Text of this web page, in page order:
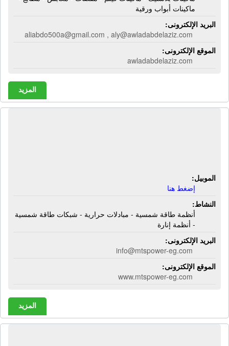
ماكينات أبواب ورقية
البريد الإلكترونى:
aliabdo500a@gmail.com , aly@awladabdelaziz.com
الموقع الإلكترونى:
awladabdelaziz.com
المزيد
الموبيل:
إضغط هنا
النشاط:
أنظمة طاقة شمسية - مبادلات حرارية - شبكات طاقة شمسية
- أنظمة إنارة
البريد الإلكترونى:
info@mtspower-eg.com
الموقع الإلكترونى:
www.mtspower-eg.com
المزيد